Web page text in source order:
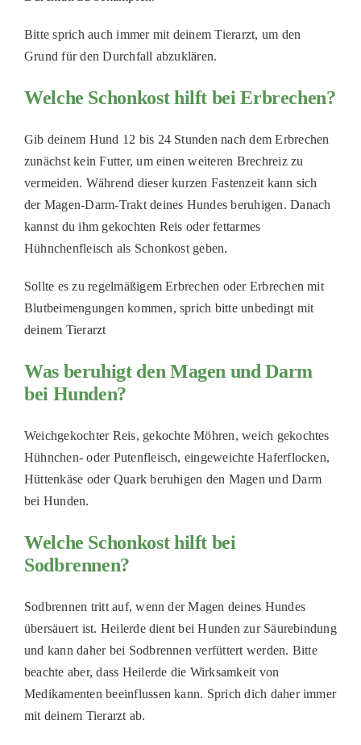
Bitte sprich auch immer mit deinem Tierarzt, um den
Grund für den Durchfall abzuklären.
Welche Schonkost hilft bei Erbrechen?
Gib deinem Hund 12 bis 24 Stunden nach dem Erbrechen
zunächst kein Futter, um einen weiteren Brechreiz zu
vermeiden. Während dieser kurzen Fastenzeit kann sich
der Magen-Darm-Trakt deines Hundes beruhigen. Danach
kannst du ihm gekochten Reis oder fettarmes
Hühnchenfleisch als Schonkost geben.
Sollte es zu regelmäßigem Erbrechen oder Erbrechen mit
Blutbeimengungen kommen, sprich bitte unbedingt mit
deinem Tierarzt
Was beruhigt den Magen und Darm
bei Hunden?
Weichgekochter Reis, gekochte Möhren, weich gekochtes
Hühnchen- oder Putenfleisch, eingeweichte Haferflocken,
Hüttenkäse oder Quark beruhigen den Magen und Darm
bei Hunden.
Welche Schonkost hilft bei
Sodbrennen?
Sodbrennen tritt auf, wenn der Magen deines Hundes
übersäuert ist. Heilerde dient bei Hunden zur Säurebindung
und kann daher bei Sodbrennen verfüttert werden. Bitte
beachte aber, dass Heilerde die Wirksamkeit von
Medikamenten beeinflussen kann. Sprich dich daher immer
mit deinem Tierarzt ab.